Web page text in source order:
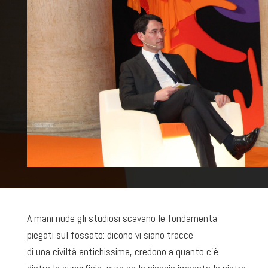
A mani nude gli studiosi scavano le fondamenta
piegati sul fossato: dicono vi siano tracce
di una civiltà antichissima, credono a quanto c’è